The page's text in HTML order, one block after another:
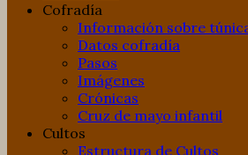
Cofradía
Información sobre
Datos cofradía
Pasos
Imágenes
Crónicas
Cruz de mayo infantil
Cultos
Estructura de Cultos